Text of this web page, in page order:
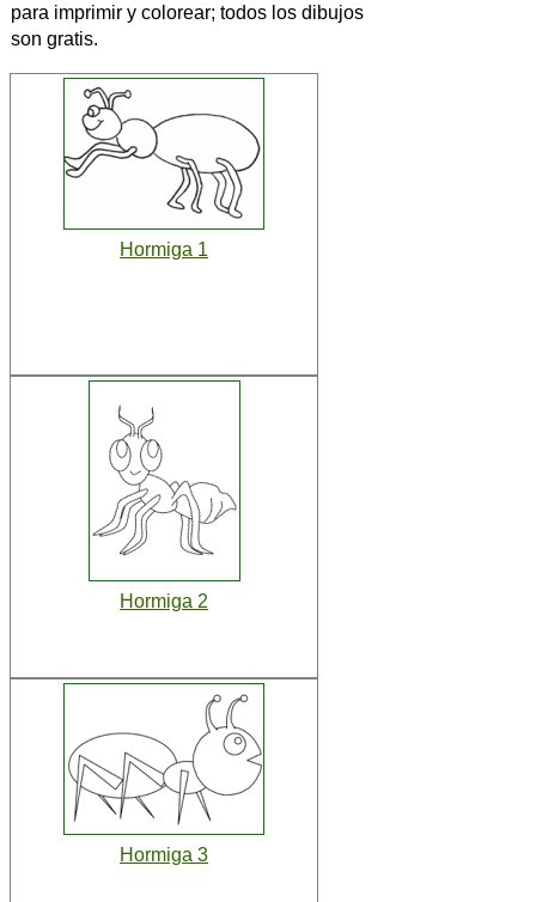
para imprimir y colorear; todos los dibujos
son gratis.
Hormiga 1
Hormiga 2
Hormiga 3